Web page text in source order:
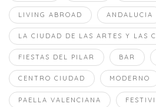
LIVING ABROAD ANDALUCIA
LA CIUDAD DE LAS ARTES Y LAS
FIESTAS DEL PILAR BAR
CENTRO CIUDAD MODERNO
PAELLA VALENCIANA